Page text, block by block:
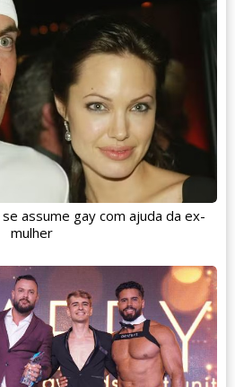
assume gay com ajuda da ex-
mulher